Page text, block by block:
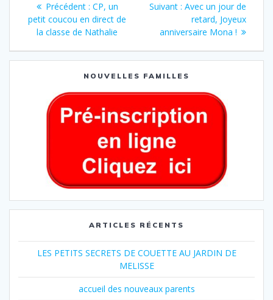
Précédent : CP, un
petit coucou en direct de
la classe de Nathalie
Suivant : Avec un jour de
retard, Joyeux
anniversaire Mona !
NOUVELLES FAMILLES
ARTICLES RÉCENTS
LES PETITS SECRETS DE COUETTE AU JARDIN DE
MELISSE
accueil des nouveaux parents